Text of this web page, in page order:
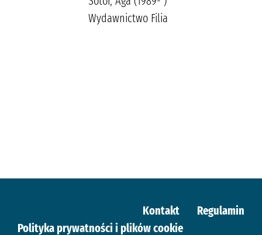
Wydawnictwo Filia
Kontakt
Regulamin
Polityka prywatności i plików cookie